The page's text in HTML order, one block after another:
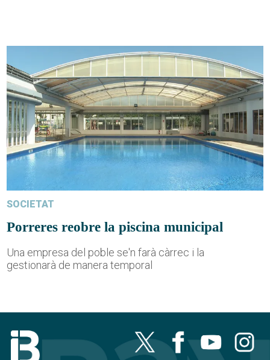
SOCIETAT
Porreres reobre la piscina municipal
Una empresa del poble se'n farà càrrec i la
gestionarà de manera temporal